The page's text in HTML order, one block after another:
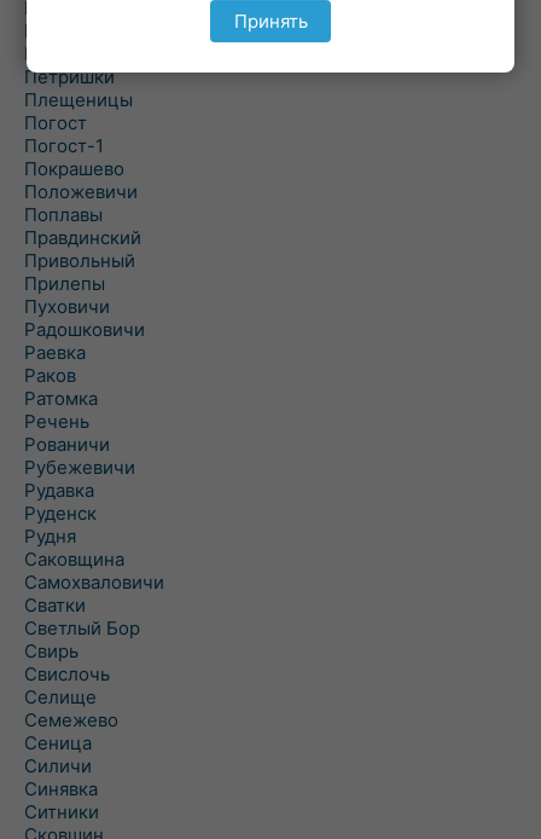
Пасека
Пастовичи
Першаи
Петришки
Плещеницы
Погост
Погост-1
Покрашево
Положевичи
Поплавы
Правдинский
Привольный
Прилепы
Пуховичи
Радошковичи
Раевка
Раков
Ратомка
Речень
Рованичи
Рубежевичи
Рудавка
Руденск
Рудня
Саковщина
Самохваловичи
Сватки
Светлый Бор
Свирь
Свислочь
Селище
Семежево
Сеница
Силичи
Синявка
Ситники
Принять